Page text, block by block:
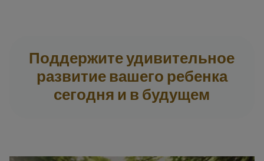
Поддержите удивительное
развитие вашего ребенка
сегодня и в будущем​